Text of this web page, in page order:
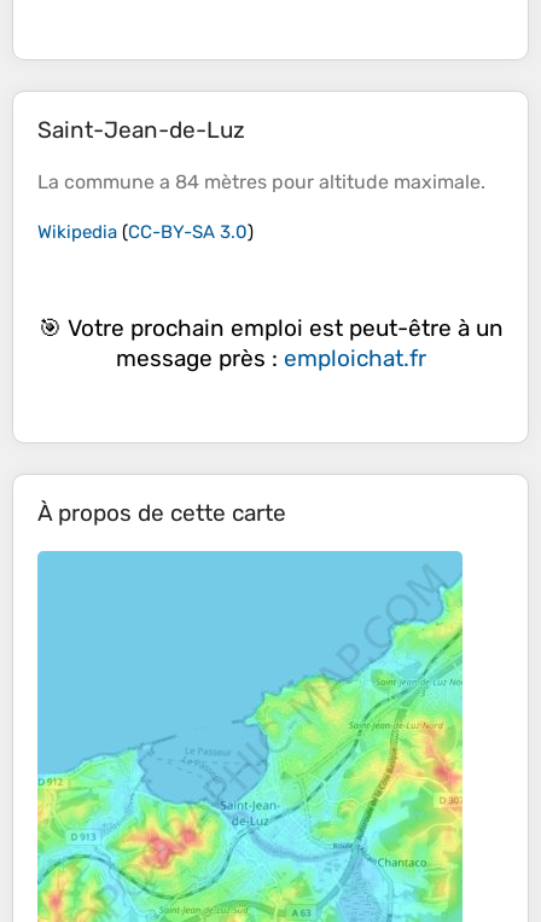
Saint-Jean-de-Luz
La commune a 84 mètres pour altitude maximale.
Wikipedia (CC-BY-SA 3.0)
🎯 Votre prochain emploi est peut-être à un
message près : emploichat.fr
À propos de cette carte